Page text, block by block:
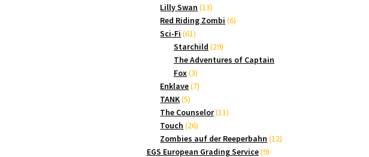
Lilly Swan 1313
Produkte
Red Riding Zombi 66
Sci-Fi 6161
Produkte
Starchild 2929
Produkte
The Adventures of Captain
Fox 33
Produkte
Enklave 77
TANK 55
Produkte
The Counselor 1111
Touch 2626
Produkte
Zombies auf der Reeperbahn 1212
EGS European Grading Service 99